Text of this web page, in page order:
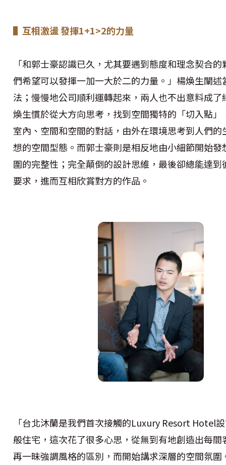
▌互相激盪 發揮1+1>2的力量
「和郭士豪認識已久，尤其要遇到態度和理念契合
們希望可以發揮一加一大於二的力量。」楊煥生闡述
法；慢慢地公司順利運轉起來，兩人也不出意料成了
煥生慣於從大方向思考，找到空間獨特的「切入點」
室內、空間和空間的對話，由外在環境思考到人們的
想的空間型態。而郭士豪則是相反地由小細節開始發
圍的完整性；完全顛倒的設計思維，最後卻總能達到
要求，進而互相欣賞對方的作品。
「台北沐蘭是我們首次接觸的Luxury Resort Hotel
般住宅，這次花了很多心思，從無到有地創造出每間
再一昧強調風格的區別，而開始講求深層的空間氛